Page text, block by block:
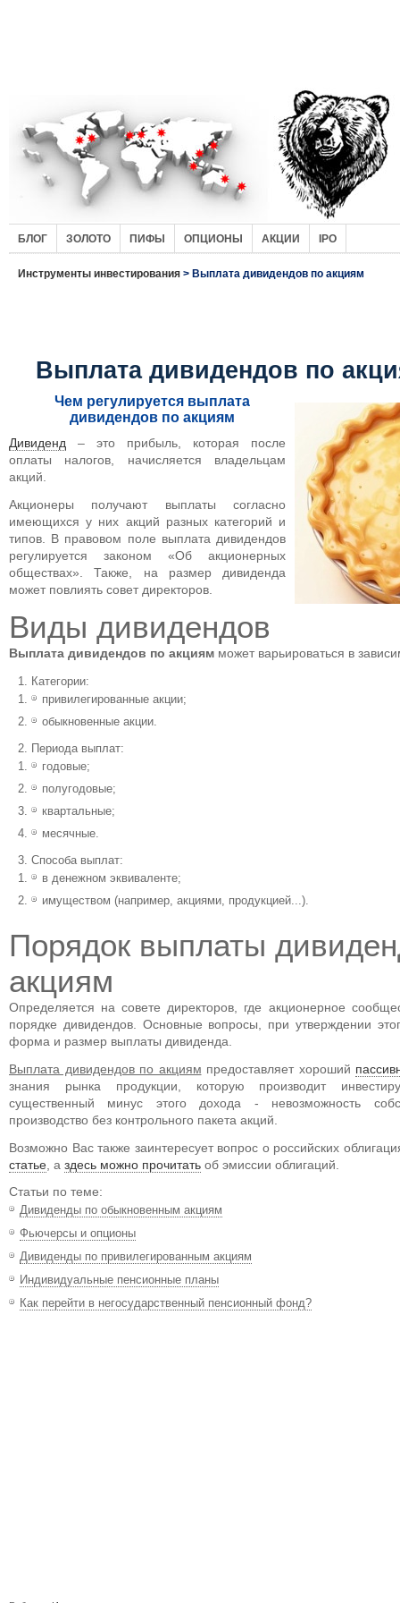
БЛОГ ЗОЛОТО ПИФЫ ОПЦИОНЫ АКЦИИ IPO
Инструменты инвестирования > Выплата дивидендов по акциям
Выплата дивидендов по
Чем регулируется выплата
дивидендов по акциям
Дивиденд – это прибыль, которая после
оплаты налогов, начисляется владельцам
акций.
Акционеры получают выплаты согласно
имеющихся у них акций разных категорий и
типов. В правовом поле выплата дивидендов
регулируется законом «Об акционерных
обществах». Также, на размер дивиденда
может повлиять совет директоров.
Виды дивидендов
Выплата дивидендов по акциям может варьироваться в
Категории:
привилегированные акции;
обыкновенные акции.
Периода выплат:
годовые;
полугодовые;
квартальные;
месячные.
Способа выплат:
в денежном эквиваленте;
имуществом (например, акциями, продукцией...).
Порядок выплаты
акциям
Определяется на совете директоров, где акционерное
порядке дивидендов. Основные вопросы, при утверждении
форма и размер выплаты дивиденда.
Выплата дивидендов по акциям предоставляет хороший
знания рынка продукции, которую производит
существенный минус этого дохода - невозможность
производство без контрольного пакета акций.
Возможно Вас также заинтересует вопрос о российских
статье , а здесь можно прочитать об эмиссии облигаций.
Статьи по теме:
Дивиденды по обыкновенным акциям
Фьючерсы и опционы
Дивиденды по привилегированным акциям
Индивидуальные пенсионные планы
Как перейти в негосударственный пенсионный фонд?